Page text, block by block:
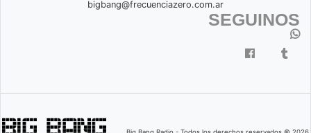
bigbang@frecuenciazero.com.ar
SEGUINOS